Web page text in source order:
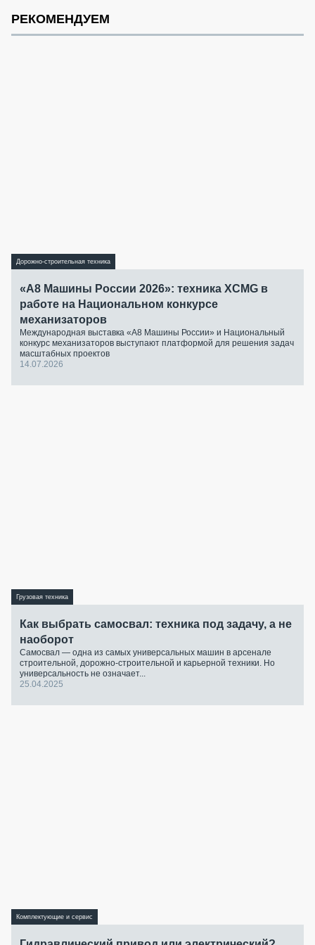
РЕКОМЕНДУЕМ
Дорожно-строительная техника
«А8 Машины России 2026»: техника XCMG в
работе на Национальном конкурсе
механизаторов
Международная выставка «А8 Машины России» и Национальный
конкурс механизаторов выступают платформой для решения задач
масштабных проектов
14.07.2026
Грузовая техника
Как выбрать самосвал: техника под задачу, а не
наоборот
Самосвал — одна из самых универсальных машин в арсенале
строительной, дорожно-строительной и карьерной техники. Но
универсальность не означает...
25.04.2025
Комплектующие и сервис